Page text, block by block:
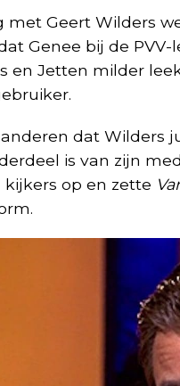
met Geert Wilders
Genee bij de
en Jetten milder
dat Wilders
is van zijn
op en zette